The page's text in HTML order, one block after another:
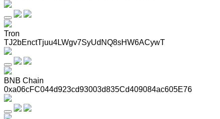
Tron
TJ2bEnctTjuu4LWgv7SyUdNQ8sHW6ACywT
BNB Chain
0xa06cFC044d923cd93003d835Cd409084ac605E76